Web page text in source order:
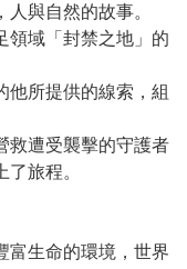
與自然的故事。
領域「封禁之地」的
他所提供的線索，組
救遭受襲擊的守護者
旅程。
富生命的環境，世界